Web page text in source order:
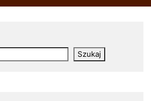
Szukaj